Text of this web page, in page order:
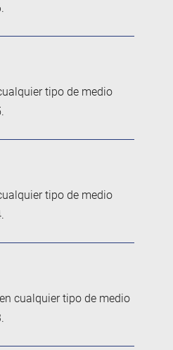
tipo de medio
tipo de medio
cualquier tipo de medio